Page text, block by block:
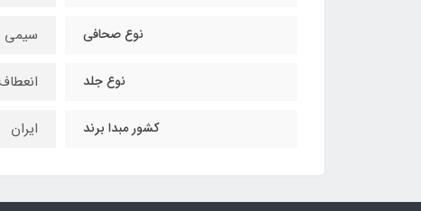
نوع صحافي سیمی
نوع جلد
کشور مبدا برند ایران